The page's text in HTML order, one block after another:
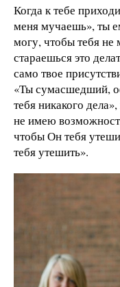
Когда к тебе
меня мучаешь», ты
могу, чтобы тебя не
стараешься это
само твое
«Ты сумасшедший,
тебя никакого
не имею
чтобы Он тебя
тебя утешить».